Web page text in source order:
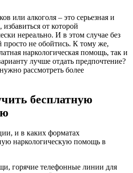
или алкоголя – это серьезная и
от которой
нереально. И в этом случае без
просто не обойтись. К тому же,
наркологическая помощь, так и
лучше отдать предпочтение?
рассмотреть более
бесплатную
и в каких форматах
наркологическую помощь в
горячие телефонные линии для